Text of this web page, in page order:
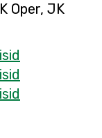
Oper, JK